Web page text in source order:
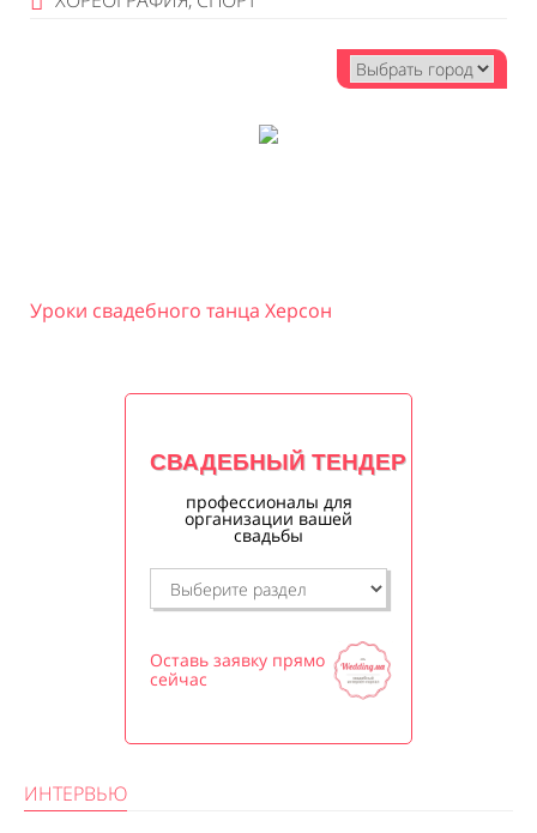
Уроки свадебного танца Херсон
СВАДЕБНЫЙ ТЕНДЕР
профессионалы для
организации вашей
свадьбы
Оставь заявку прямо
сейчас
ИНТЕРВЬЮ